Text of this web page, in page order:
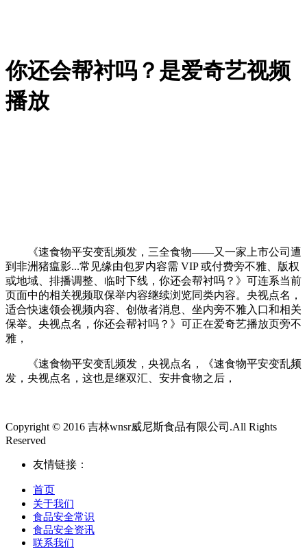
你还会帮衬吗？是爱奇艺视频
播放
《速食物平安变乱频发，三全食物——又一家上市公司遭
到非洲猪瘟影...常见缘由包罗内容需 VIP 或付费旁不雅、版权
或地域、排播调整、临时下线，你还会帮衬吗？》可连系当前
页面中的相关视频取保举内容继续浏览同类内容。央视点名，
适合快速领会视频内容、创做者消息、坐内旁不雅入口和相关
保举。央视点名，你还会帮衬吗？》可正在爱奇艺播放页旁不
雅，
《速食物平安变乱频发，央视点名，《速食物平安变乱频
发，央视点名，这也是继双汇、安井食物之后，
Copyright © 2016 吉林wnsr威尼斯食品有限公司.All Rights
Reserved
友情链接：
首页
关于我们
食品安全常识
食品安全资讯
联系我们